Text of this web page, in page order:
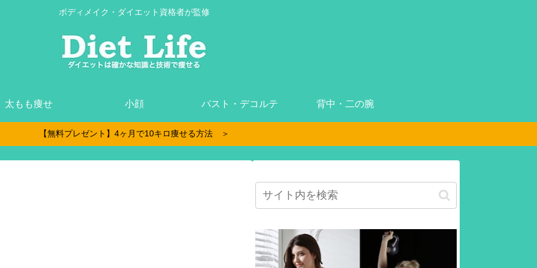
ボディメイク・ダイエット資格者が監修
太もも痩せ 小顔 バスト・デコルテ 背中・二の腕
【無料プレゼント】4ヶ月で10キロ痩せる方法 ＞